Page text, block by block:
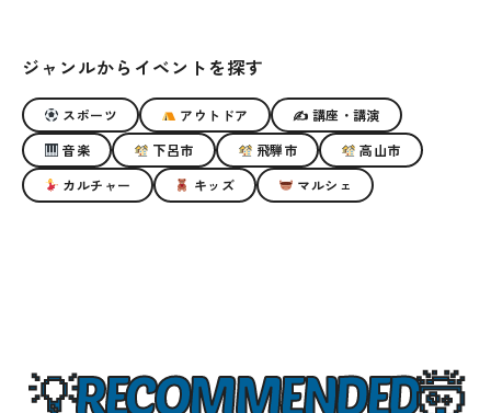
ジャンルからイベントを探す
スポーツ アウトドア
✍ 講座・講演
音楽
下呂市 飛騨市
高山市
カルチャー
キッズ マルシェ
RECOMMENDED